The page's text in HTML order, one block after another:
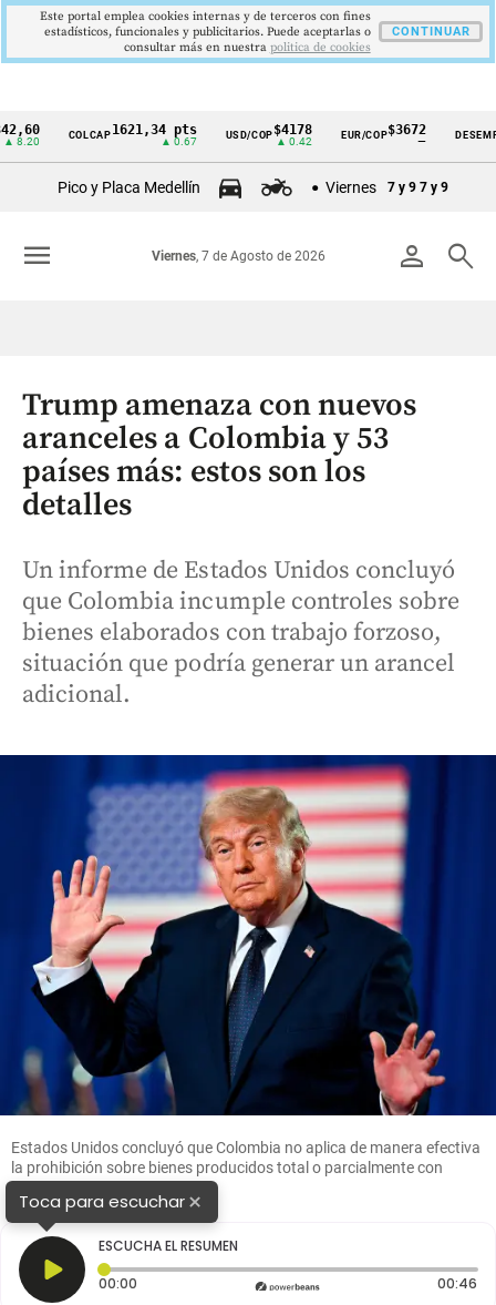
Cintillo
Colombia
COLCAP1621,34 pts USD/COP$4178
▲ 0.42
EUR/COP$3672
—
DESEMPLEO
▼
Pico y Placa Medellín Viernes 7 y 9 7 y 9
person search
Viernes, 7 de Agosto de 2026
menu
Trump amenaza con nuevos
aranceles a Colombia y 53
países más: estos son los
detalles
Un informe de Estados Unidos concluyó
que Colombia incumple controles sobre
bienes elaborados con trabajo forzoso,
situación que podría generar un arancel
adicional.
Estados Unidos concluyó que Colombia no aplica de manera efectiva
la prohibición sobre bienes producidos total o parcialmente con
trabajo forzoso. FOTO GETTY.
Toca para escuchar×
ESCUCHA EL RESUMEN
00:00 Tiempo transcurrido: 0 segundos 00:46
Este portal emplea cookies internas y de terceros con fines
estadísticos, funcionales y publicitarios. Puede aceptarlas o
consultar más en nuestra politica de cookies
CONTINUAR